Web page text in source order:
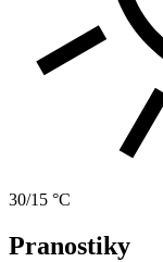
30/15 °C
Pranostiky